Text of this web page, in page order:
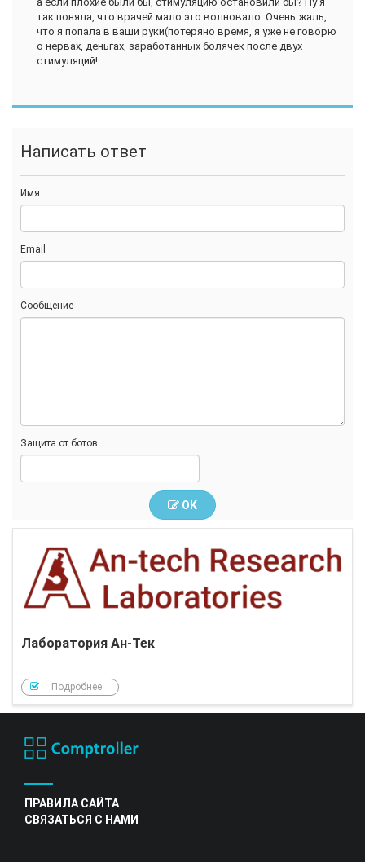
так поняла, что врачей мало это волновало. Очень жаль,
что я попала в ваши руки(потеряно время, я уже не говорю
о нервах, деньгах, заработанных болячек после двух
стимуляций!
Написать ответ
Имя
Email
Сообщение
Защита от ботов
OK
Лаборатория Ан-Тек
Подробнее
ПРАВИЛА САЙТА
СВЯЗАТЬСЯ С НАМИ